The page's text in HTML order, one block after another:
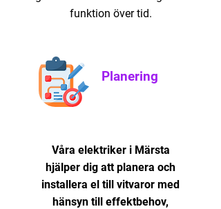
funktion över tid.
Planering
Våra elektriker i Märsta
hjälper dig att planera och
installera el till vitvaror med
hänsyn till effektbehov,